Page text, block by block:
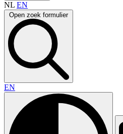
NL EN
Open zoek formulier
EN